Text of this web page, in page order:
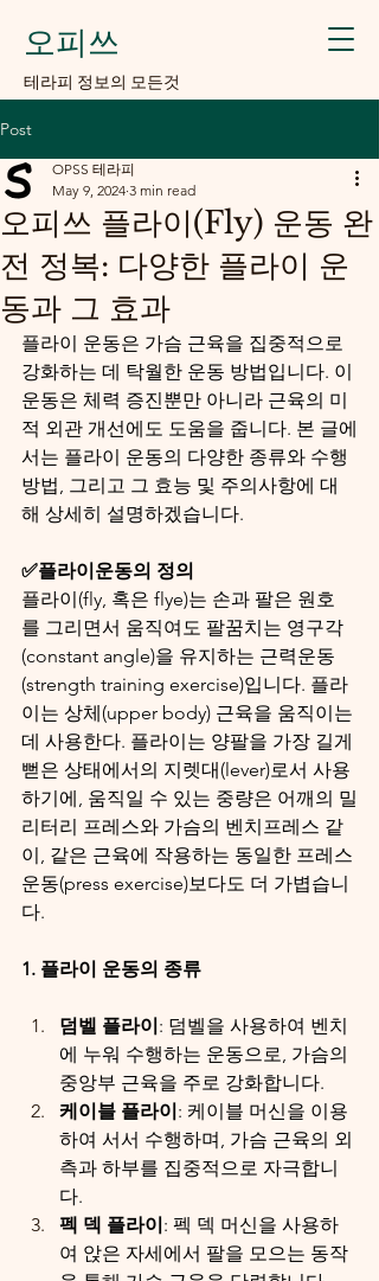
오피쓰
​테라피 정보의 모든것
Post
오피쓰 플라이(Fly) 운동 완
전 정복: 다양한 플라이 운
동과 그 효과
OPSS 테라피
May 9, 2024 3 min read
플라이 운동은 가슴 근육을 집중적으로
강화하는 데 탁월한 운동 방법입니다. 이
운동은 체력 증진뿐만 아니라 근육의 미
적 외관 개선에도 도움을 줍니다. 본 글에
서는 플라이 운동의 다양한 종류와 수행
방법, 그리고 그 효능 및 주의사항에 대
해 상세히 설명하겠습니다.
✅플라이운동의 정의
플라이(fly, 혹은 flye)는 손과 팔은 원호
를 그리면서 움직여도 팔꿈치는 영구각
(constant angle)을 유지하는 근력운동
(strength training exercise)입니다. 플라
이는 상체(upper body) 근육을 움직이는
데 사용한다. 플라이는 양팔을 가장 길게
뻗은 상태에서의 지렛대(lever)로서 사용
하기에, 움직일 수 있는 중량은 어깨의 밀
리터리 프레스와 가슴의 벤치프레스 같
이, 같은 근육에 작용하는 동일한 프레스
운동(press exercise)보다도 더 가볍습니
다.
1. 플라이 운동의 종류
덤벨 플라이: 덤벨을 사용하여 벤치
에 누워 수행하는 운동으로, 가슴의
중앙부 근육을 주로 강화합니다.
케이블 플라이: 케이블 머신을 이용
하여 서서 수행하며, 가슴 근육의 외
측과 하부를 집중적으로 자극합니
다.
펙 덱 플라이: 펙 덱 머신을 사용하
여 앉은 자세에서 팔을 모으는 동작